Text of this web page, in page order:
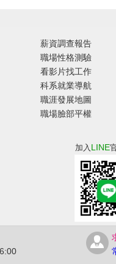
薪資調查報告
職場性格測驗
看影片找工作
科系就業導航
職涯發展地圖
職場臉部平權
加入 LINE